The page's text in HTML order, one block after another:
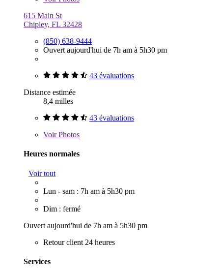
615 Main St
Chipley, FL 32428
(850) 638-9444
Ouvert aujourd'hui de 7h am à 5h30 pm
43 évaluations
Distance estimée
8,4 milles
43 évaluations
VoirPhotos
Heures normales
Voir tout
Lun - sam : 7h am à 5h30 pm
Dim : fermé
Ouvert aujourd'hui de 7h am à 5h30 pm
Retour client 24 heures
Services